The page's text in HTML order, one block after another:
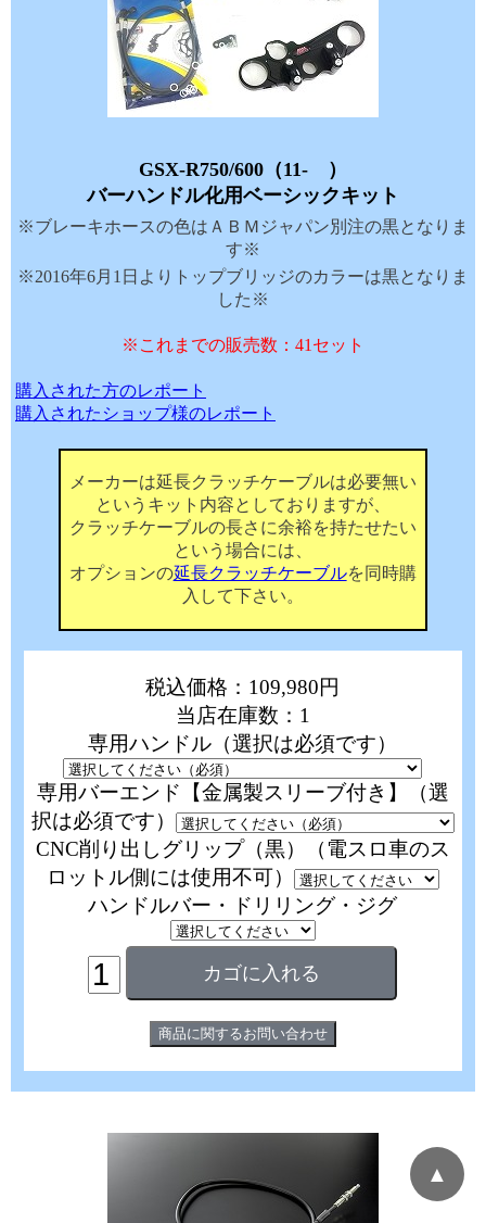
GSX-R750/600（11- ）
バーハンドル化用ベーシックキット
※ブレーキホースの色はＡＢＭジャパン別注の黒となりま
す※
※2016年6月1日よりトップブリッジのカラーは黒となりま
した※
※これまでの販売数：41セット
購入された方のレポート
購入されたショップ様のレポート
メーカーは延長クラッチケーブルは必要無い
というキット内容としておりますが、
クラッチケーブルの長さに余裕を持たせたい
という場合には、
オプションの延長クラッチケーブルを同時購
入して下さい。
税込価格：109,980円
当店在庫数：1
専用ハンドル（選択は必須です）
専用バーエンド【金属製スリーブ付き】（選
択は必須です）
CNC削り出しグリップ（黒）（電スロ車のス
ロットル側には使用不可）
ハンドルバー・ドリリング・ジグ
▲